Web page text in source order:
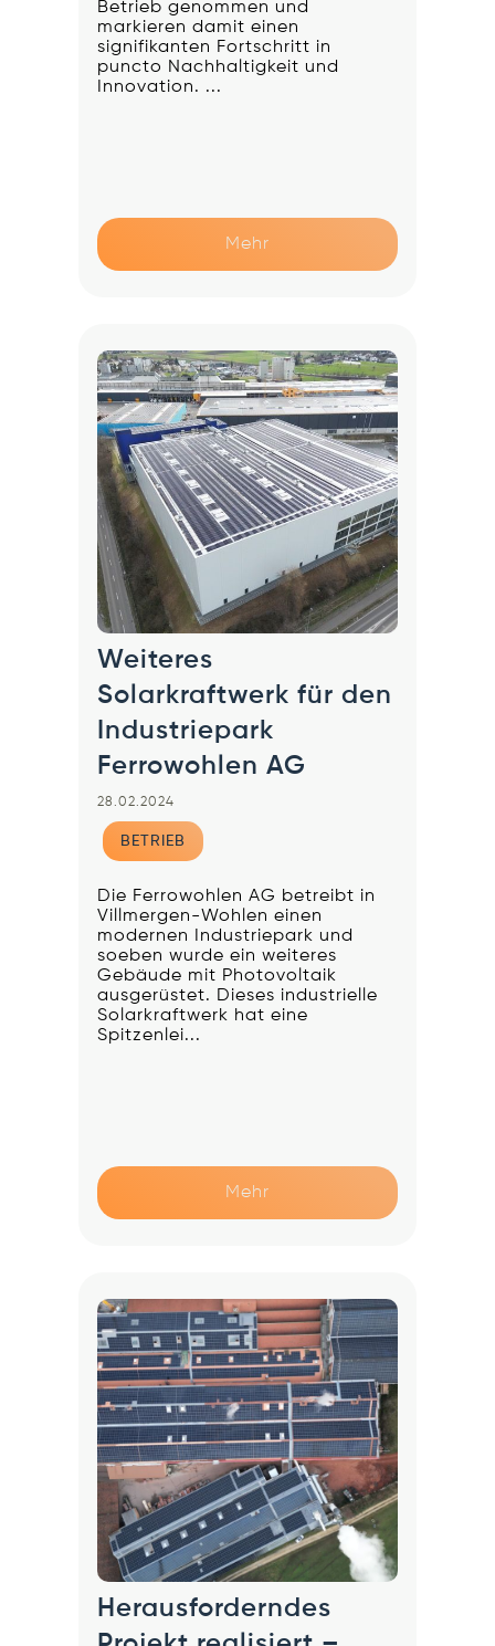
Betrieb genommen und
markieren damit einen
signifikanten Fortschritt in
puncto Nachhaltigkeit und
Innovation. ...
Mehr
Weiteres
Solarkraftwerk für den
Industriepark
Ferrowohlen AG
28.02.2024
BETRIEB
Die Ferrowohlen AG betreibt in
Villmergen-Wohlen einen
modernen Industriepark und
soeben wurde ein weiteres
Gebäude mit Photovoltaik
ausgerüstet. Dieses industrielle
Solarkraftwerk hat eine
Spitzenlei...
Mehr
Herausforderndes